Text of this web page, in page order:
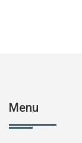
Menu